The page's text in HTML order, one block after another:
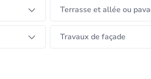
Terrasse et allée ou
Travaux de façade